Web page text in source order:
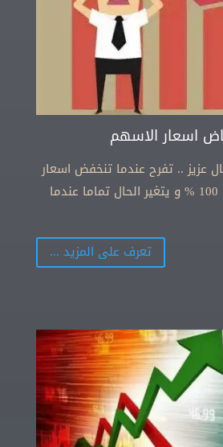
اسعار الاسهم
عزيز .. تفرح عندما تنخفض اسعار
الاسهم و انت كاش 100 % و يتغير الحال تماما عندما
تعرف على المزيد ...